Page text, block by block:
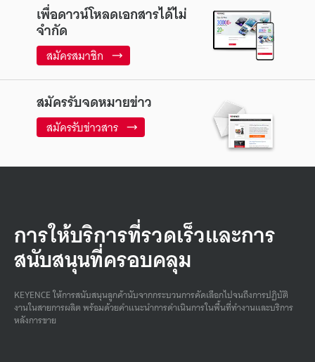
เพื่อดาวน์โหลดเอกสารได้ไม่
จำกัด
สมัครสมาชิก
สมัครรับจดหมายข่าว
สมัครรับข่าวสาร
การให้บริการที่รวดเร็วและการ
สนับสนุนที่ครอบคลุม
KEYENCE ให้การสนับสนุนลูกค้านับจากกระบวนการคัดเลือกไปจนถึงการปฏิบัติ
งานในสายการผลิต พร้อมด้วยคําแนะนําการดําเนินการในพื้นที่ทํางานและบริการ
หลังการขาย